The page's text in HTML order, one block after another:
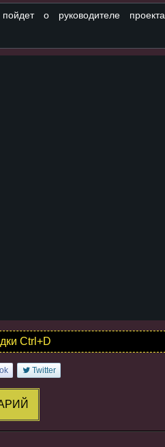
о руководителе проекта
Ctrl+D
Twitter